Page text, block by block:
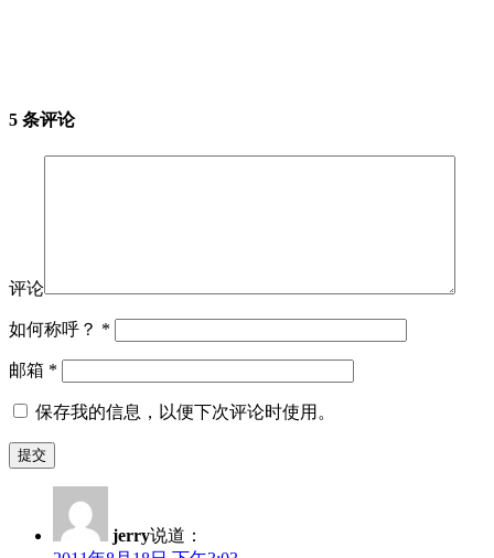
5 条评论
评论
如何称呼？ *
邮箱 *
保存我的信息，以便下次评论时使用。
jerry说道：